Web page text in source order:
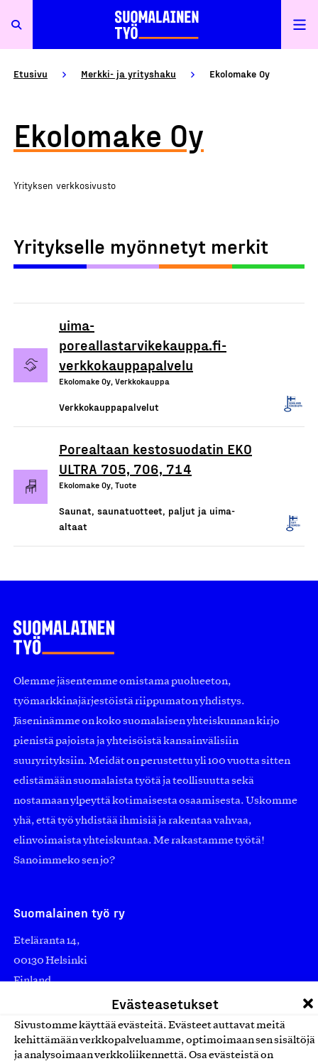
Evästeasetukset
Sivustomme käyttää evästeitä. Evästeet auttavat meitä
kehittämään verkkopalveluamme, optimoimaan sen sisältöjä
ja analysoimaan verkkoliikennettä. Osa evästeistä on
Etusivu Merkki- ja yrityshaku Ekolomake Oy
Ekolomake Oy
Yrityksen verkkosivusto
Yritykselle myönnetyt merkit
uima-
poreallastarvikekauppa.fi-
verkkokauppapalvelu
Ekolomake Oy, Verkkokauppa
Verkkokauppapalvelut
Porealtaan kestosuodatin EKO
ULTRA 705, 706, 714
Ekolomake Oy, Tuote
Saunat, saunatuotteet, paljut ja uima-
altaat
Olemme jäsentemme omistama puolueeton,
työmarkkinajärjestöistä riippumaton yhdistys.
Jäseninämme on koko suomalaisen yhteiskunnan kirjo
pienistä pajoista ja yhteisöistä kansainvälisiin
suuryrityksiin. Meidät on perustettu yli 100 vuotta sitten
edistämään suomalaista työtä ja teollisuutta sekä
nostamaan ylpeyttä kotimaisesta osaamisesta. Uskomme
yhä, että työ yhdistää ihmisiä ja rakentaa vahvaa,
elinvoimaista yhteiskuntaa. Me rakastamme työtä!
Sanoimmeko sen jo?
Suomalainen työ ry
Eteläranta 14,
00130 Helsinki
Finland
asiakaspalvelu@suomalainentyo.fi
laskutus@suomalainentyo.fi